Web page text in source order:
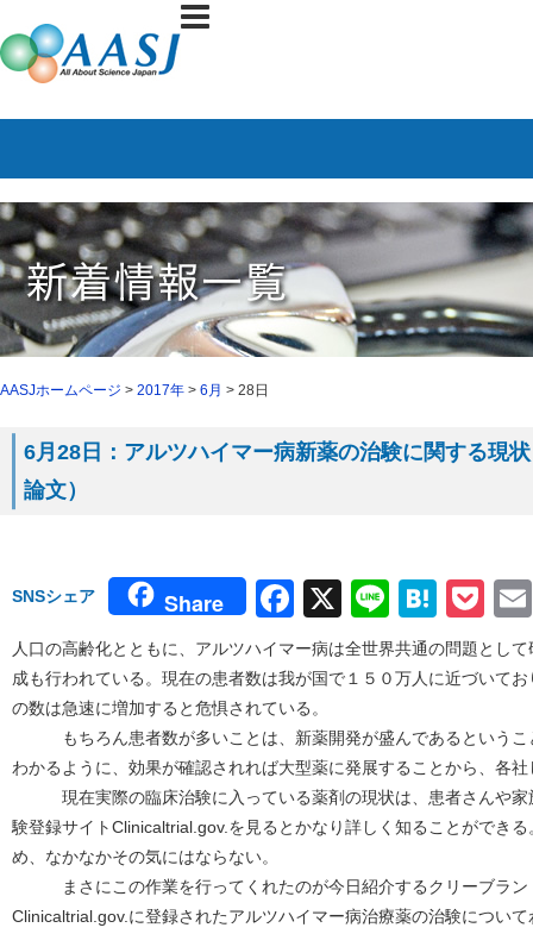
AASJホームページ > 2017年 > 6月 > 28日
6月28日：アルツハイマー病新薬の治験に関する現
論文）
SNSシェア Share Facebook
X Line
人口の高齢化とともに、アルツハイマー病は全世界共通の問題とし
成も行われている。現在の患者数は我が国で１５０万人に近づいて
の数は急速に増加すると危惧されている。
もちろん患者数が多いことは、新薬開発が盛んであるというこ
わかるように、効果が確認されれば大型薬に発展することから、各
現在実際の臨床治験に入っている薬剤の現状は、患者さんや家
験登録サイトClinicaltrial.gov.を見るとかなり詳しく知ることができ
め、なかなかその気にはならない。
まさにこの作業を行ってくれたのが今日紹介するクリーブラン
Clinicaltrial.gov.に登録されたアルツハイマー病治療薬の治験につい